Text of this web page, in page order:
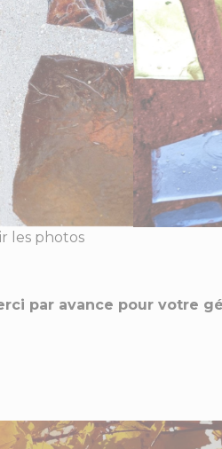
les photos
par avance pour votre